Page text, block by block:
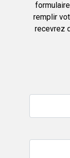
remplir
recevrez